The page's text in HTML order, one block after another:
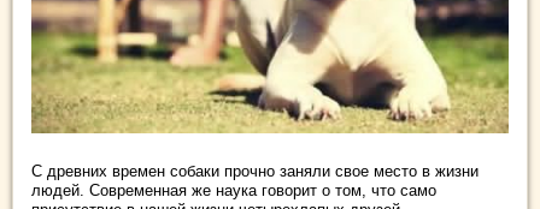
С древних времен собаки прочно заняли свое место в жизни
людей. Современная же наука говорит о том, что само